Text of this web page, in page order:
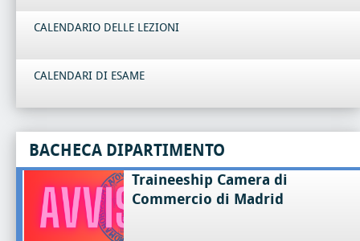
CALENDARIO DELLE LEZIONI
CALENDARI DI ESAME
BACHECA DIPARTIMENTO
Traineeship Camera di
Commercio di Madrid